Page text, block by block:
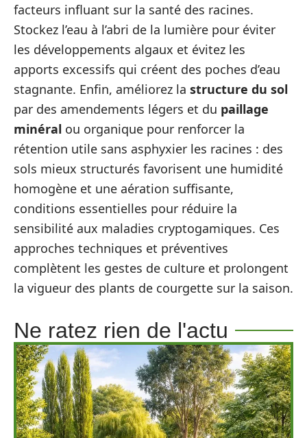
facteurs influant sur la santé des racines.
Stockez l’eau à l’abri de la lumière pour éviter
les développements algaux et évitez les
apports excessifs qui créent des poches d’eau
stagnante. Enfin, améliorez la structure du sol
par des amendements légers et du paillage
minéral ou organique pour renforcer la
rétention utile sans asphyxier les racines : des
sols mieux structurés favorisent une humidité
homogène et une aération suffisante,
conditions essentielles pour réduire la
sensibilité aux maladies cryptogamiques. Ces
approches techniques et préventives
complètent les gestes de culture et prolongent
la vigueur des plants de courgette sur la saison.
Ne ratez rien de l'actu